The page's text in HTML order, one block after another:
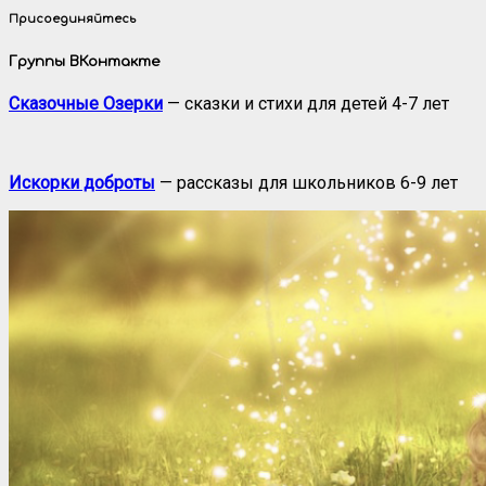
Присоединяйтесь
Группы ВКонтакте
Сказочные Озерки — сказки и стихи для детей 4-7 лет
Искорки доброты — рассказы для школьников 6-9 лет